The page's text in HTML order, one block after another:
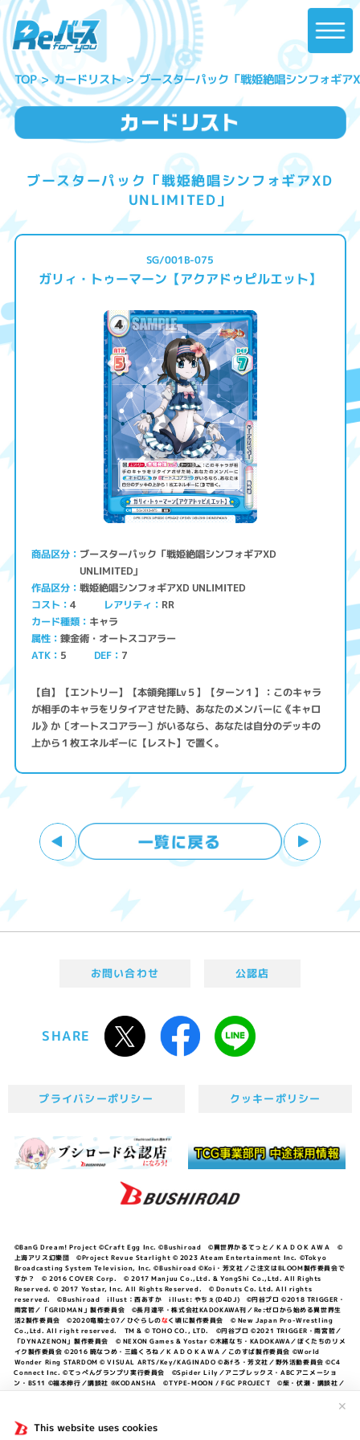
This website uses cookies
✕
TOP カードリスト ブースターパック「戦姫絶唱シンフォギア
ブースターパック「戦姫絶唱シンフォギアXD
UNLIMITED」
SG/001B-075
ガリィ・トゥーマーン【アクアドゥピルエット】
商品区分 ブースターパック「戦姫絶唱シンフォギアXD
UNLIMITED」
作品区分 戦姫絶唱シンフォギアXD UNLIMITED
コスト 4 レアリティ RR
カード種類 キャラ
属性 錬金術・オートスコアラー
ATK 5 DEF 7
【自】【エントリー】【本領発揮Lv５】【ターン１】：このキャラ
が相手のキャラをリタイアさせた時、あなたのメンバーに《キャロ
ル》か〔オートスコアラー〕がいるなら、あなたは自分のデッキの
上から１枚エネルギーに【レスト】で置く。
お問い合わせ 公認店
SHARE
プライバシーポリシー クッキーポリシー
©BanG Dream! Project ©Craft Egg Inc. ©Bushiroad ©異世界かるてっと／ＫＡＤＯＫＡＷＡ ©
上海アリス幻樂団 ©Project Revue Starlight © 2023 Ateam Entertainment Inc. ©Tokyo
Broadcasting System Television, Inc. ©Bushiroad ©Koi・芳文社／ご注文はBLOOM製作委員会で
すか？ © 2016 COVER Corp. © 2017 Manjuu Co.,Ltd. & YongShi Co.,Ltd. All Rights
Reserved. © 2017 Yostar, Inc. All Rights Reserved. © Donuts Co. Ltd. All rights
reserved. ©Bushiroad illust：西あすか illust: やちぇ(D4DJ) ©円谷プロ ©2018 TRIGGER・
雨宮哲／「GRIDMAN」製作委員会 ©長月達平・株式会社KADOKAWA刊／Re:ゼロから始める異世界生
活2製作委員会 ©2020竜騎士07／ひぐらしのなく頃に製作委員会 © New Japan Pro-Wrestling
Co.,Ltd. All right reserved. TM & © TOHO CO., LTD. ©円谷プロ ©2021 TRIGGER・雨宮哲／
「DYNAZENON」製作委員会 © NEXON Games & Yostar ©木緒なち・KADOKAWA／ぼくたちのリメ
イク製作委員会 ©2016 暁なつめ・三嶋くろね／ＫＡＤＯＫＡＷＡ／このすば製作委員会 ©World
Wonder Ring STARDOM © VISUAL ARTS/Key/KAGINADO ©あfろ・芳文社／野外活動委員会 ©C4
Connect Inc. ©てっぺんグランプリ実行委員会 ©Spider Lily／アニプレックス・ABCアニメーショ
ン・BS11 ©福本伸行／講談社 ®KODANSHA ©TYPE-MOON / FGC PROJECT ©柴・伏瀬・講談社／
©中村力斗・野澤ゆき子／集英社・君のことが大大大大大好きな製作委員会 ©IIS-P／ぽんのみち製作委
員会 ©円谷プロ ©2023 TRIGGER・雨宮哲／「劇場版グリッドマンユニバース」製作委員会 © NEXON